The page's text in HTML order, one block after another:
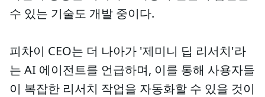
수 있는 기술도 개발 중이다.
피차이 CEO는 더 나아가 '제미니 딥 리서치'라
는 AI 에이전트를 언급하며, 이를 통해 사용자들
이 복잡한 리서치 작업을 자동화할 수 있을 것이